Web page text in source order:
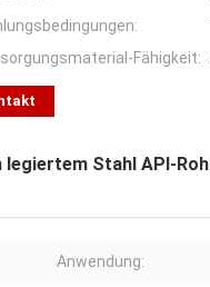
Fähigkeit:
legiertem Stahl API-
Anwendung: